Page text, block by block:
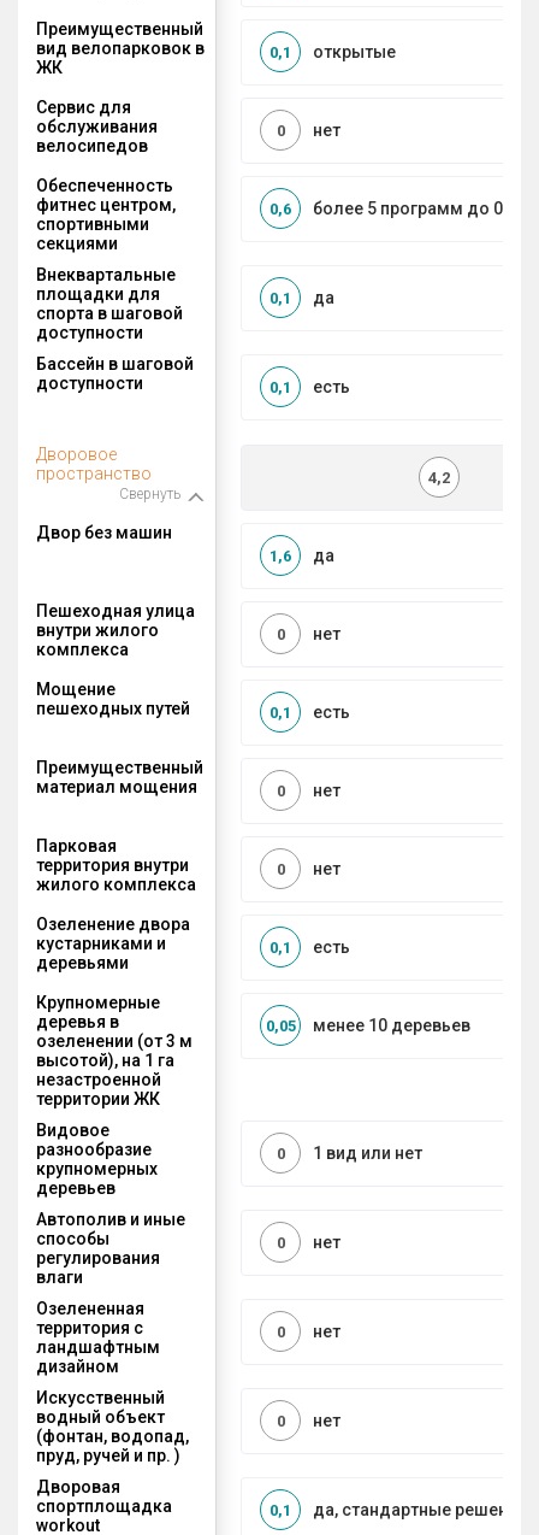
Преимущественный
вид велопарковок в
ЖК
открытые
0,1
Сервис для
обслуживания
велосипедов
нет
0
Обеспеченность
фитнес центром,
спортивными
секциями
более 5 программ до 0,5
0,6
Внеквартальные
площадки для
спорта в шаговой
доступности
да
0,1
Бассейн в шаговой
доступности
есть
0,1
Дворовое
пространство
Свернуть
4,2
Двор без машин
да
1,6
Пешеходная улица
внутри жилого
комплекса
нет
0
Мощение
пешеходных путей
есть
0,1
Преимущественный
материал мощения
нет
0
Парковая
территория внутри
жилого комплекса
нет
0
Озеленение двора
кустарниками и
деревьями
есть
0,1
Крупномерные
деревья в
озеленении (от 3 м
высотой), на 1 га
незастроенной
территории ЖК
менее 10 деревьев
0,05
Видовое
разнообразие
крупномерных
деревьев
1 вид или нет
0
Автополив и иные
способы
регулирования
влаги
нет
0
Озелененная
территория с
ландшафтным
дизайном
нет
0
Искусственный
водный объект
(фонтан, водопад,
пруд, ручей и пр. )
нет
0
Дворовая
спортплощадка
workout
да, стандартные решения
0,1